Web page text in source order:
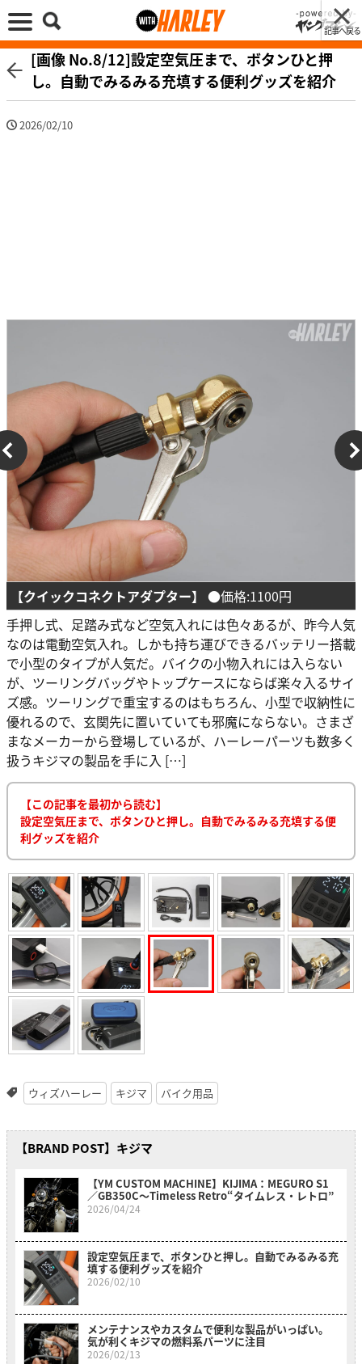
記事へ戻る
[画像 No.8/12]設定空気圧まで、ボタンひと押
し。自動でみるみる充填する便利グッズを紹介
2026/02/10
【クイックコネクトアダプター】 ●価格:1100円
手押し式、足踏み式など空気入れには色々あるが、昨今人気
なのは電動空気入れ。しかも持ち運びできるバッテリー搭載
で小型のタイプが人気だ。バイクの小物入れには入らない
が、ツーリングバッグやトップケースにならば楽々入るサイ
ズ感。ツーリングで重宝するのはもちろん、小型で収納性に
優れるので、玄関先に置いていても邪魔にならない。さまざ
まなメーカーから登場しているが、ハーレーパーツも数多く
扱うキジマの製品を手に入 […]
【この記事を最初から読む】
設定空気圧まで、ボタンひと押し。自動でみるみる充填する便
利グッズを紹介
ウィズハーレー キジマ バイク用品
【BRAND POST】キジマ
【YM CUSTOM MACHINE】KIJIMA：MEGURO S1
／GB350C〜Timeless Retro“タイムレス・レトロ”
2026/04/24
設定空気圧まで、ボタンひと押し。自動でみるみる充
填する便利グッズを紹介
2026/02/10
メンテナンスやカスタムで便利な製品がいっぱい。
気が利くキジマの燃料系パーツに注目
2026/02/13